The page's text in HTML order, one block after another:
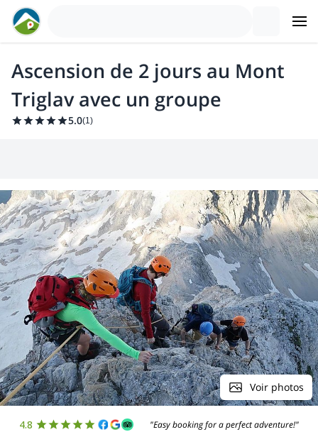
Ascension de 2 jours au Mont
Triglav avec un groupe
5.0(1)
Voir photos
4.8 "Easy booking for a perfect adventure!"